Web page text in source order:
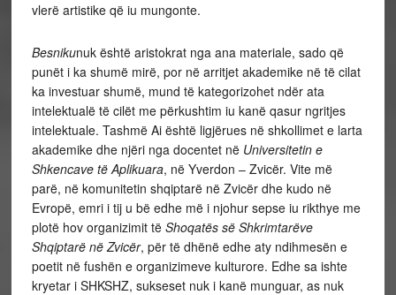
vlerë artistike që iu mungonte.
Besnikunuk është aristokrat nga ana materiale, sado që
punët i ka shumë mirë, por në arritjet akademike në të cilat
ka investuar shumë, mund të kategorizohet ndër ata
intelektualë të cilët me përkushtim iu kanë qasur ngritjes
intelektuale. Tashmë Ai është ligjërues në shkollimet e larta
akademike dhe njëri nga docentet në Universitetin e
Shkencave të Aplikuara, në Yverdon – Zvicër. Vite më
parë, në komunitetin shqiptarë në Zvicër dhe kudo në
Evropë, emri i tij u bë edhe më i njohur sepse iu rikthye me
plotë hov organizimit të Shoqatës së Shkrimtarëve
Shqiptarë në Zvicër, për të dhënë edhe aty ndihmesën e
poetit në fushën e organizimeve kulturore. Edhe sa ishte
kryetar i SHKSHZ, sukseset nuk i kanë munguar, as nuk